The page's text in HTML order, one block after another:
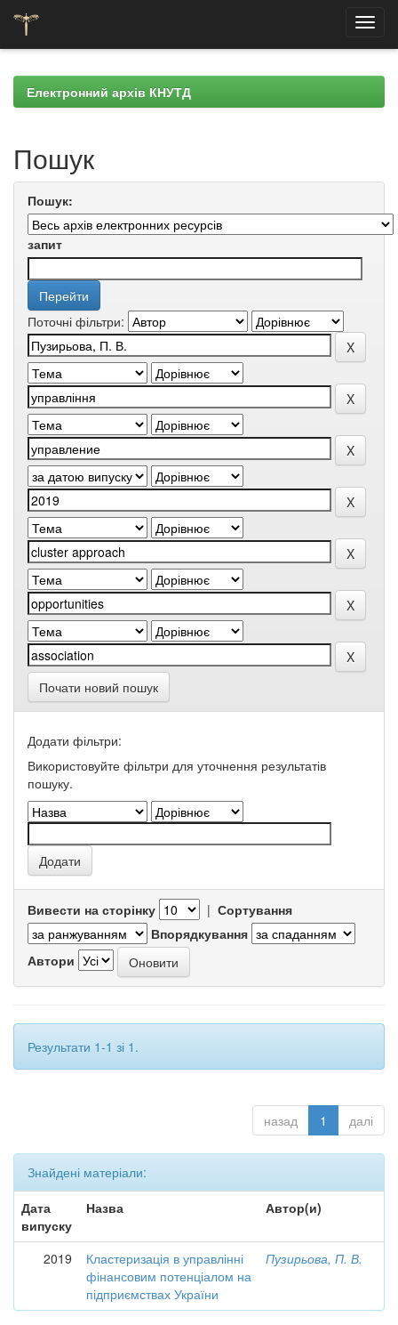
navigationЕлектронний архів КНУТД
Пошук
Пошук:
запит
Поточні фільтри:
Почати новий пошук
Додати фільтри:
Використовуйте фільтри для уточнення результатів
пошуку.
Вивести на сторінку | Сортування
Впорядкування
Автори
Результати 1-1 зі 1.
назад 1 далі
Знайдені матеріали:
Дата
випуску
Назва Автор(и)
2019
Кластеризація в управлінні
фінансовим потенціалом на
підприємствах України
Пузирьова, П. В.